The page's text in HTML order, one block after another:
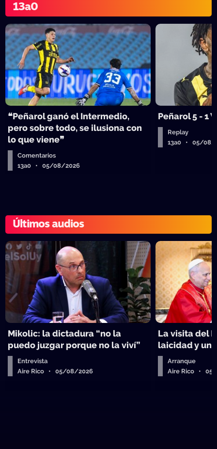
13a0
❝Peñarol ganó el Intermedio,
pero sobre todo, se ilusiona con
lo que viene❞
Comentarios
13a0 • 05/08/2026
Peñarol 5 - 1
Replay
13a0 • 05/08/
Últimos audios
Mikolic: la dictadura “no la
puedo juzgar porque no la viví”
Entrevista
Aire Rico • 05/08/2026
La visita del
laicidad y un
Arranque
Aire Rico •